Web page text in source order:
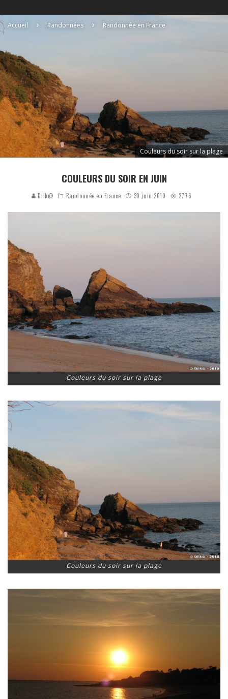
Accueil Randonnées Randonnée en France
Couleurs du soir sur la plage
COULEURS DU SOIR EN JUIN
Dilk@ Randonnée en France 30 juin 2010 2776
Couleurs du soir sur la plage
Couleurs du soir sur la plage